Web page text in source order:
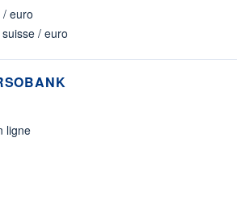
euro
/ euro
ligne